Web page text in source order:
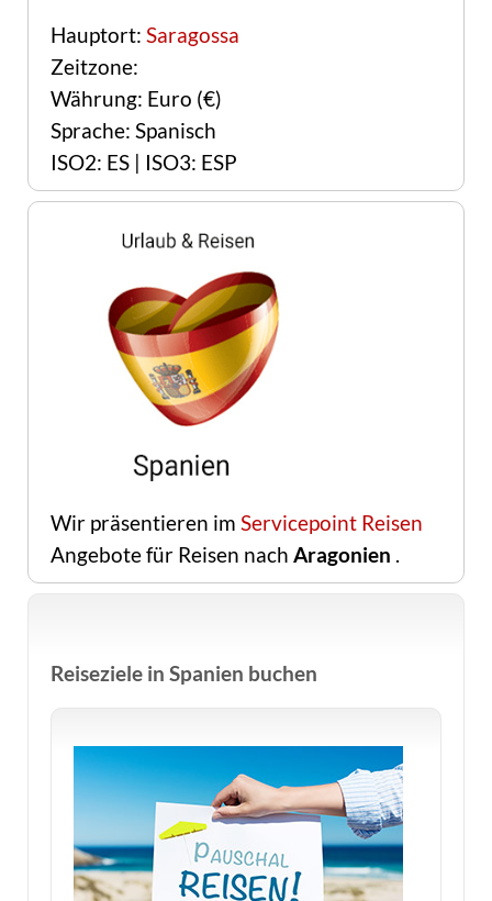
Hauptort: Saragossa
Zeitzone:
Währung: Euro (€)
Sprache: Spanisch
ISO2: ES | ISO3: ESP
Wir präsentieren im Servicepoint Reisen
Angebote für Reisen nach Aragonien .
Reiseziele in Spanien buchen